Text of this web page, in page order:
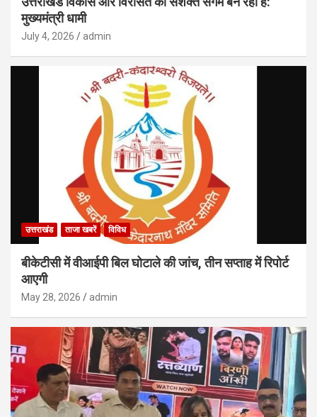
मुख्यमंत्री धामी
July 4, 2026 admin
उत्तराखंड ताजा खबरें विविध
बीकेटीसी में वीआईपी बिल घोटाले की जांच, तीन सप्ताह में रिपोर्ट
आएगी
May 28, 2026 admin